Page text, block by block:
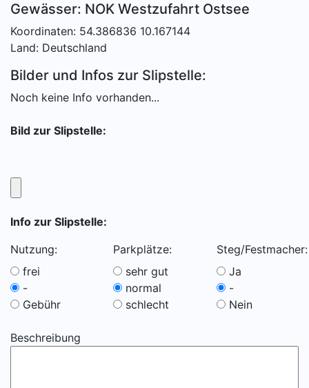
Gewässer: NOK Westzufahrt Ostsee
Koordinaten: 54.386836 10.167144
Land: Deutschland
Bilder und Infos zur Slipstelle:
Noch keine Info vorhanden...
Bild zur Slipstelle:
Info zur Slipstelle:
Nutzung:
frei
-
Gebühr
Parkplätze:
sehr gut
normal
schlecht
Steg/Festmacher:
Ja
-
Nein
Beschreibung